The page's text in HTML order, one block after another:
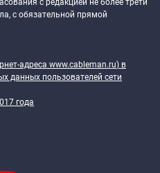
с редакцией не более трети
с обязательной прямой
адреса www.cableman.ru) в
данных пользователей сети
года